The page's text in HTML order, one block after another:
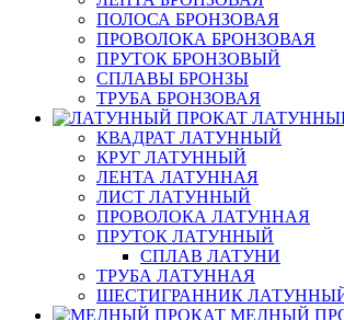
ПОЛОСА БРОНЗОВАЯ
ПРОВОЛОКА БРОНЗОВАЯ
ПРУТОК БРОНЗОВЫЙ
СПЛАВЫ БРОНЗЫ
ТРУБА БРОНЗОВАЯ
КВАДРАТ ЛАТУННЫЙ
КРУГ ЛАТУННЫЙ
ЛЕНТА ЛАТУННАЯ
ЛИСТ ЛАТУННЫЙ
ПРОВОЛОКА ЛАТУННАЯ
ПРУТОК ЛАТУННЫЙ
СПЛАВ ЛАТУНИ
ТРУБА ЛАТУННАЯ
ШЕСТИГРАННИК
МЕДНЫЙ